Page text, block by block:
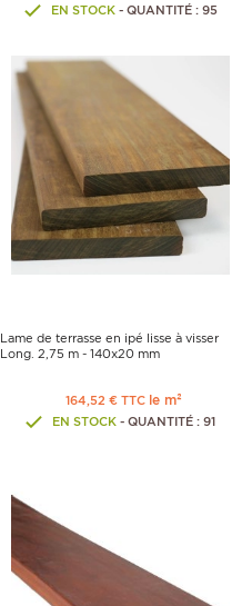
EN STOCK- QUANTITÉ : 95
Lame de terrasse en ipé lisse à visser
Long. 2,75 m - 140x20 mm
164,52 € TTC le m²
EN STOCK - QUANTITÉ : 91